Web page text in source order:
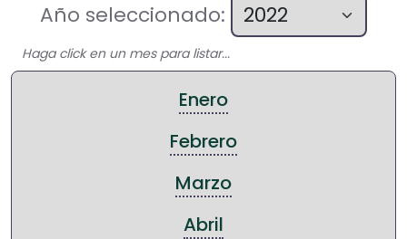
Año seleccionado:
Haga click en un mes para listar...
Enero
Febrero
Marzo
Abril